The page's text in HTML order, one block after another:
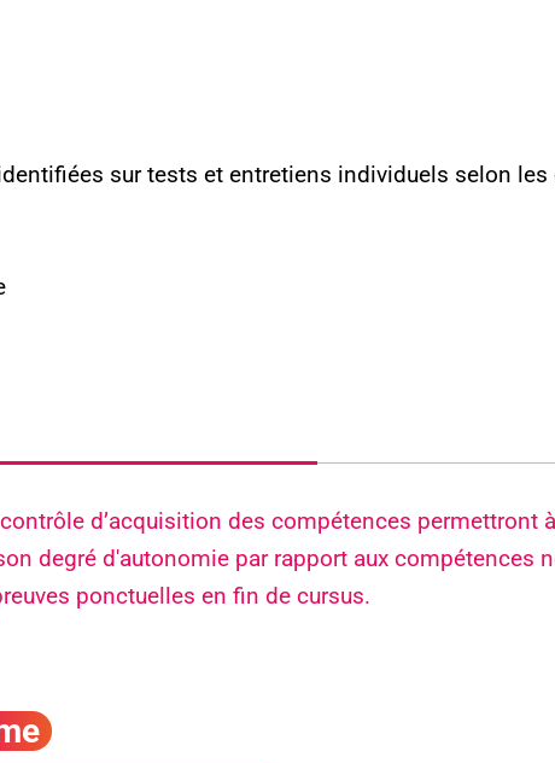
sur tests et entretiens individuels selon les
d’acquisition des compétences permettront à
degré d'autonomie par rapport aux compétences
ponctuelles en fin de cursus.